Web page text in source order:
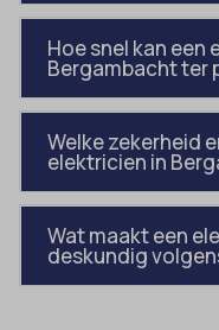
Hoe snel kan een
Bergambacht ter
Welke zekerheid
elektricien in
Wat maakt een
deskundig
et-editor-available-post-*
et-pb-recent-items-colors
et-pb-recent-items-
gdpr_consent
intercom-id-*
av_lang
borlabs-cookie
cb-enabled